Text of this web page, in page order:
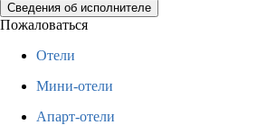
Сведения об исполнителе
Пожаловаться
Отели
Мини-отели
Апарт-отели